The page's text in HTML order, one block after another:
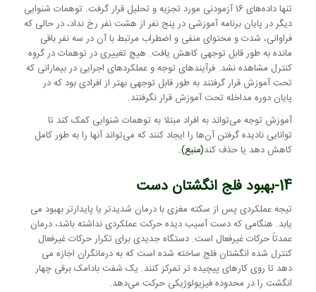
تنها داده‌های 16 آزمودنی مورد تجزیه و تحلیل قرار گرفت. توهمات شنوایی
دیگر در پایان برنامه آموزشی در پنج نفر از هشت نفر رخ نداد، در حالی که
فراوانی، شدت و محتوای منفی و اضطراب مرتبط با آن در سه نفر باقی
مانده به طور قابل توجهی کاهش یافت. هیچ تغییری در توهمات در گروه
کنترل مشاهده نشد. فرآیندهای توجه و عملکردهای اجرایی در بیمارانی که
تحت آموزش قرار گرفتند به طور قابل توجهی بهتر از افرادی بود که در
پایان دوره مداخله تحت آموزش قرار نگرفتند.
آموزش توجه می‌تواند به افراد مبتلا به توهمات شنوایی کمک کند تا
توانایی نادیده گرفتن آن‌ها را ایجاد کنند که می‌تواند آنها را به طور کامل
کاهش دهد یا حذف کند(منبع).
14-بهبود فلج انگشتان دست
تیجه عملکردی پس از سکته مغزی با درمان شدیدتر یا پایدارتر بهبود می
یابد. هنگامی که دست آسیب دیده حرکت عملکردی نداشته باشد، درمان
عمدتاً حرکات غیرفعال است. دستگاه جدیدی برای تکرار حرکات غیرفعال
کنترل شده انگشتان فلج ساخته شده است که به درمانگران اجازه می
دهد تا روی کارهای پیچیده تر تمرکز کنند. یک شفت بادامک برقی چهار
انگشت را در محدوده فیزیولوژیکی حرکت می‌دهد.